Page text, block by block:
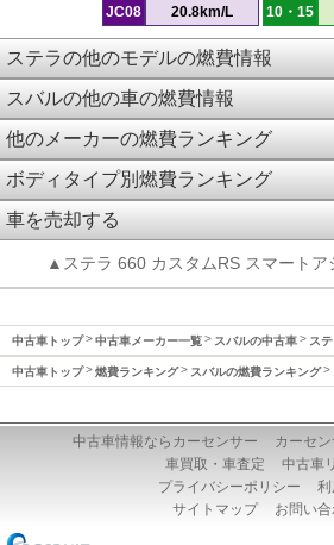
JC08 20.8km/L 10・15
ステラの他のモデルの燃費情報
スバルの他の車の燃費情報
他のメーカーの燃費ランキング
ボディタイプ別燃費ランキング
車を売却する
▲ステラ 660 カスタムRS スマートア
中古車トップ 中古車メーカー一覧 スバルの中古車 ス
中古車トップ 燃費ランキング スバルの燃費ランキング
中古車情報ならカーセンサー
カーセ
車買取・車査定
中古車
プライバシーポリシー
利
サイトマップ
お問い